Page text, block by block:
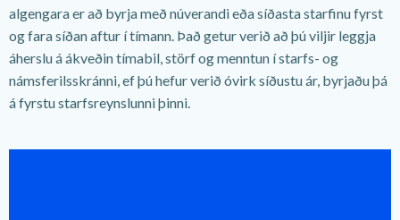
algengara er að byrja með núverandi eða síðasta starfinu fyrst
og fara síðan aftur í tímann. Það getur verið að þú viljir leggja
áherslu á ákveðin tímabil, störf og menntun í starfs- og
námsferilsskránni, ef þú hefur verið óvirk síðustu ár, byrjaðu þá
á fyrstu starfsreynslunni þinni.